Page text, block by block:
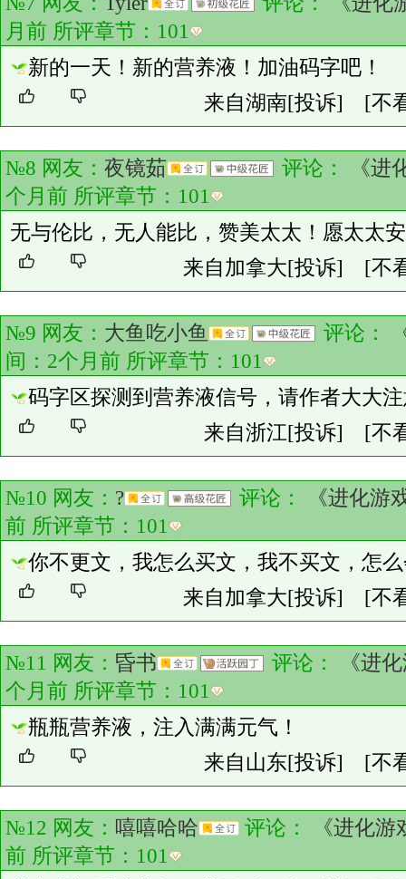
月前 所评章节： 101
新的一天！新的营养液！加油码字吧！
来自湖南[投诉] [不
№8 网友： 夜镜茹 评论：
《进
个月前 所评章节： 101
无与伦比，无人能比，赞美太太！愿太太
来自加拿大[投诉] [不
№9 网友： 大鱼吃小鱼 评论：
间：2个月前 所评章节： 101
码字区探测到营养液信号，请作者大大
来自浙江[投诉] [不
№10 网友： ? 评论：
《进化游
前 所评章节： 101
你不更文，我怎么买文，我不买文，怎
来自加拿大[投诉] [不
№11 网友： 昏书 评论：
《进
个月前 所评章节： 101
瓶瓶营养液，注入满满元气！
来自山东[投诉] [不
№12 网友： 嘻嘻哈哈 评论：
《进化游
前 所评章节： 101